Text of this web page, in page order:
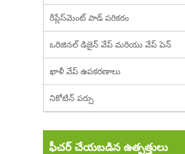
రీప్లేస్‌మెంట్ పాడ్ పరికరం
ఒరిజినల్ డిజైన్ వేప్ మరియు వేప్ పెన్
ఖాళీ వేప్ ఉపకరణాలు
నికోటిన్ పర్సు
ఫీచర్ చేయబడిన ఉత్పత్తులు